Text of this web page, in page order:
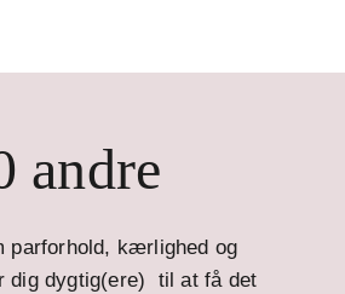
andre
parforhold, kærlighed og
dig dygtig(ere) til at få det